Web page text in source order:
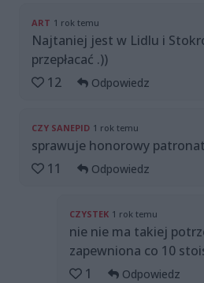
ART 1 rok temu
Najtaniej jest w Lidlu i
przepłacać .))
12
Odpowiedz
CZY SANEPID 1 rok temu
sprawuje honorowy
11
Odpowiedz
CZYSTEK 1 rok temu
nie nie ma takiej
zapewniona co 10
1
Odpowiedz